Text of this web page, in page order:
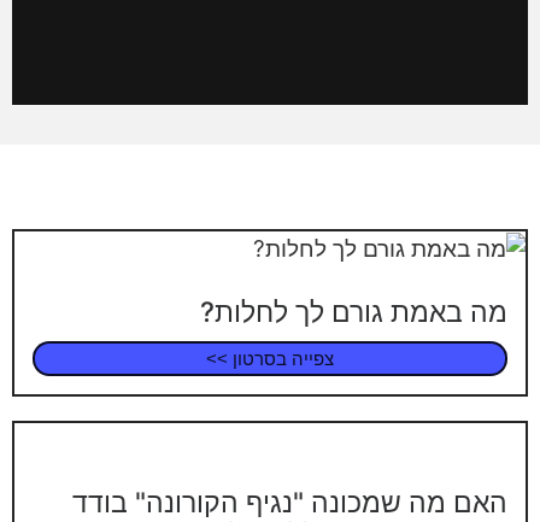
מה באמת גורם לך לחלות?
צפייה בסרטון >>
האם מה שמכונה "נגיף הקורונה" בודד